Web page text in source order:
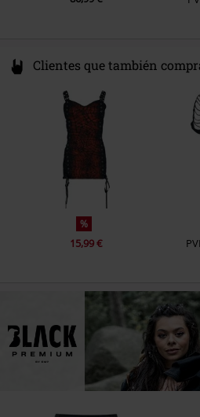
Clientes que también
%
15,99 €